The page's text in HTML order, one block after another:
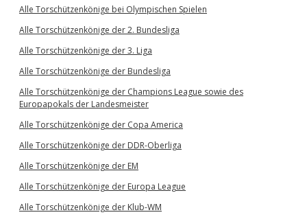
Alle Torschützenkönige bei Olympischen Spielen
Alle Torschützenkönige der 2. Bundesliga
Alle Torschützenkönige der 3. Liga
Alle Torschützenkönige der Bundesliga
Alle Torschützenkönige der Champions League sowie des
Europapokals der Landesmeister
Alle Torschützenkönige der Copa America
Alle Torschützenkönige der DDR-Oberliga
Alle Torschützenkönige der EM
Alle Torschützenkönige der Europa League
Alle Torschützenkönige der Klub-WM